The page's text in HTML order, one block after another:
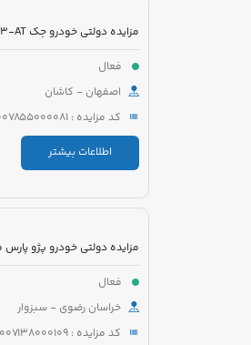
فعال
اصفهان - کاشان
کد مزایده : 5221007855000081
اطلاعات بیشتر
فعال
خراسان رضوی - سبزوار
کد مزایده : 5221007138000109